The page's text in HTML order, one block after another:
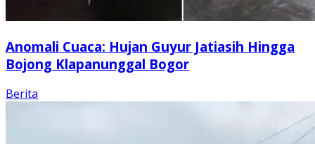
Anomali Cuaca: Hujan Guyur Jatiasih Hingga
Bojong Klapanunggal Bogor
Berita